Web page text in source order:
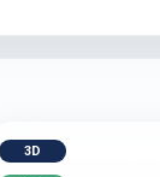
3D